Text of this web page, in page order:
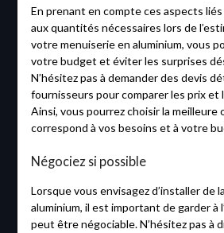
En prenant en compte ces aspects
aux quantités nécessaires lors de
votre menuiserie en aluminium, vous
votre budget et éviter les surprises
N’hésitez pas à demander des devis
fournisseurs pour comparer les prix
Ainsi, vous pourrez choisir la meilleure
correspond à vos besoins et à votre
Négociez si possible
Lorsque vous envisagez d’installer de
aluminium, il est important de garder à
peut être négociable. N’hésitez pas à